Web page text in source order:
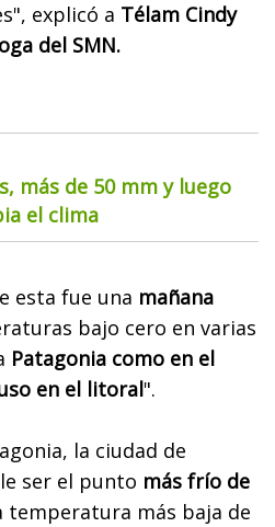
explicó a Télam Cindy
del SMN.
más de 50 mm y luego
el clima
esta fue una mañana
bajo cero en varias
Patagonia como en el
en el litoral".
la ciudad de
ser el punto más frío de
temperatura más baja de